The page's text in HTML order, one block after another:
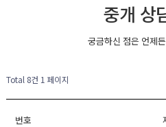
중개 상
궁금하신 점은 언제
Total 8건 1 페이지
번호